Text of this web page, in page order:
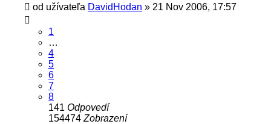
od užívateľa DavidHodan » 21 Nov 2006, 17:57
1
…
4
5
6
7
8
141 Odpovedí
154474 Zobrazení